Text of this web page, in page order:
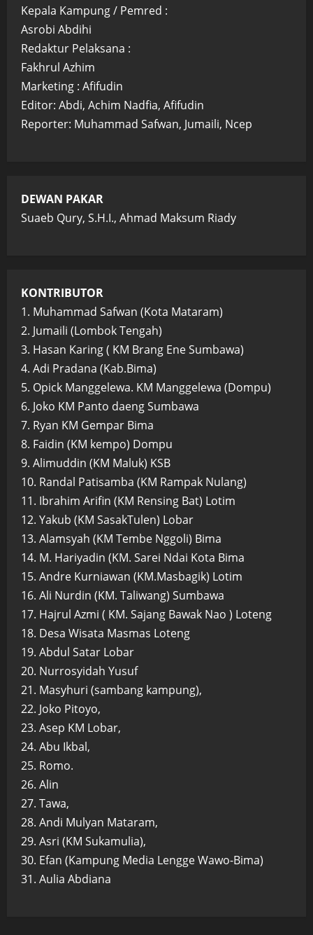
Kepala Kampung / Pemred :
Asrobi Abdihi
Redaktur Pelaksana :
Fakhrul Azhim
Marketing : Afifudin
Editor: Abdi, Achim Nadfia, Afifudin
Reporter: Muhammad Safwan, Jumaili, Ncep
DEWAN PAKAR
Suaeb Qury, S.H.I., Ahmad Maksum Riady
KONTRIBUTOR
1. Muhammad Safwan (Kota Mataram)
2. Jumaili (Lombok Tengah)
3. Hasan Karing ( KM Brang Ene Sumbawa)
4. Adi Pradana (Kab.Bima)
5. Opick Manggelewa. KM Manggelewa (Dompu)
6. Joko KM Panto daeng Sumbawa
7. Ryan KM Gempar Bima
8. Faidin (KM kempo) Dompu
9. Alimuddin (KM Maluk) KSB
10. Randal Patisamba (KM Rampak Nulang)
11. Ibrahim Arifin (KM Rensing Bat) Lotim
12. Yakub (KM SasakTulen) Lobar
13. Alamsyah (KM Tembe Nggoli) Bima
14. M. Hariyadin (KM. Sarei Ndai Kota Bima
15. Andre Kurniawan (KM.Masbagik) Lotim
16. Ali Nurdin (KM. Taliwang) Sumbawa
17. Hajrul Azmi ( KM. Sajang Bawak Nao ) Loteng
18. Desa Wisata Masmas Loteng
19. Abdul Satar Lobar
20. Nurrosyidah Yusuf
21. Masyhuri (sambang kampung),
22. Joko Pitoyo,
23. Asep KM Lobar,
24. Abu Ikbal,
25. Romo.
26. Alin
27. Tawa,
28. Andi Mulyan Mataram,
29. Asri (KM Sukamulia),
30. Efan (Kampung Media Lengge Wawo-Bima)
31. Aulia Abdiana